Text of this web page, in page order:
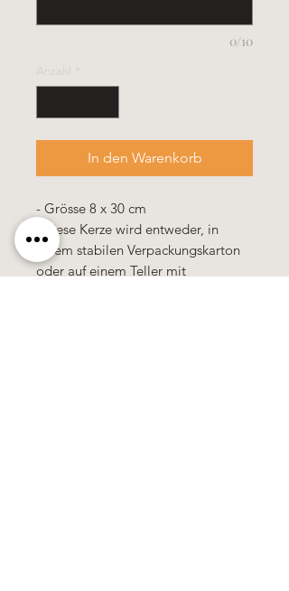
0/10
Anzahl
In den Warenkorb
- Grösse 8 x 30 cm
- diese Kerze wird entweder, in
einem stabilen Verpackungskarton
oder auf einem Teller mit